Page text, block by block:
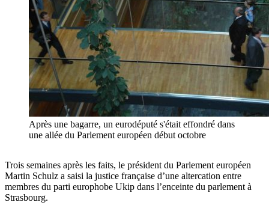
Après une bagarre, un eurodéputé s'était effondré dans
une allée du Parlement européen début octobre
Trois semaines après les faits, le président du Parlement européen
Martin Schulz a saisi la justice française d’une altercation entre
membres du parti europhobe Ukip dans l’enceinte du parlement à
Strasbourg.